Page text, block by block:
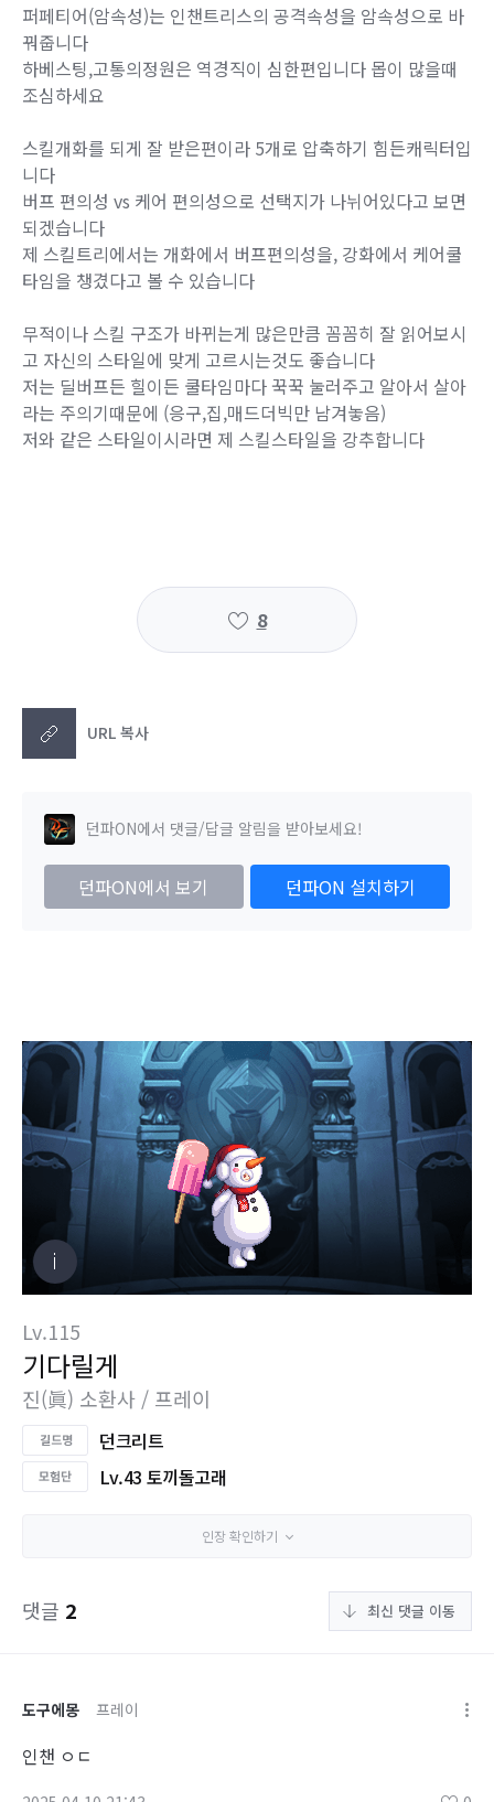
퍼페티어(암속성)는 인챈트리스의 공격속성을 암속성으로 바
꿔줍니다
하베스팅,고통의정원은 역경직이 심한편입니다 몹이 많을때
조심하세요
스킬개화를 되게 잘 받은편이라 5개로 압축하기 힘든캐릭터입
니다
버프 편의성 vs 케어 편의성으로 선택지가 나뉘어있다고 보면
되겠습니다
제 스킬트리에서는 개화에서 버프편의성을, 강화에서 케어쿨
타임을 챙겼다고 볼 수 있습니다
무적이나 스킬 구조가 바뀌는게 많은만큼 꼼꼼히 잘 읽어보시
고 자신의 스타일에 맞게 고르시는것도 좋습니다
저는 딜버프든 힐이든 쿨타임마다 꾹꾹 눌러주고 알아서 살아
라는 주의기때문에 (응구,집,매드더빅만 남겨놓음)
저와 같은 스타일이시라면 제 스킬스타일을 강추합니다
8
URL 복사
던파ON에서 댓글/답글 알림을 받아보세요!
던파ON에서 보기 던파ON 설치하기
Lv.115
기다릴게
진(眞) 소환사 / 프레이
던크리트
Lv.43 토끼돌고래
인장 확인하기
댓글 2 최신 댓글 이동
도구에몽 프레이
인챈 ㅇㄷ